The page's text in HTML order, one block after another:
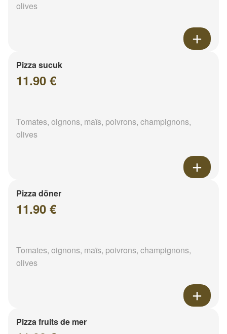
olives
Pizza sucuk
11.90 €
Tomates, oignons, maïs, poivrons, champignons,
olives
Pizza döner
11.90 €
Tomates, oignons, maïs, poivrons, champignons,
olives
Pizza fruits de mer